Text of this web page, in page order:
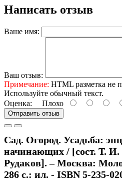
Написать отзыв
Ваше имя:
Ваш отзыв:
Примечание: HTML разметка не
Используйте обычный текст.
Оценка: Плохо
Отправить отзыв
Сад. Огород. Усадьба:
начинающих / [сост. Т. И.
Рудаков]. – Москва:
286 с.: ил. - ISBN 5-235-